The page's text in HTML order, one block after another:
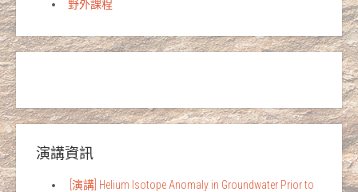
野外課程
演講資訊
[演講] Helium Isotope Anomaly in Groundwater Prior to